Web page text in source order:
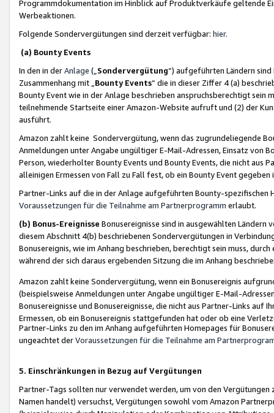
Programmdokumentation im Hinblick auf Produktverkäufe geltende
Werbeaktionen.
Folgende Sondervergütungen sind derzeit verfügbar: hier.
(a) Bounty Events
In den in derAnlage („ Sondervergütung“) aufgeführten Ländern
Zusammenhang mit „ Bounty Events“ die in dieser Ziffer 4 (a)
Bounty Event wie in der Anlage beschrieben anspruchsberechtigt sein
teilnehmende Startseite einer Amazon-Website aufruft und (2) der
ausführt.
Amazon zahlt keine Sondervergütung, wenn das zugrundeliegende
Anmeldungen unter Angabe ungültiger E-Mail-Adressen, Einsatz von
Person, wiederholter Bounty Events und Bounty Events, die nicht
alleinigen Ermessen von Fall zu Fall fest, ob ein Bounty Event
Partner-Links auf die in der Anlage aufgeführten Bounty-spezifischen
Voraussetzungen für die Teilnahme am Partnerprogramm erlaubt.
(b) Bonus-Ereignisse Bonusereignisse sind in ausgewählten Ländern
diesem Abschnitt 4(b) beschriebenen Sondervergütungen in
Bonusereignis, wie im Anhang beschrieben, berechtigt sein muss,
während der sich daraus ergebenden Sitzung die im Anhang
Amazon zahlt keine Sondervergütung, wenn ein Bonusereignis
(beispielsweise Anmeldungen unter Angabe ungültiger E-Mail-
Bonusereignisse und Bonusereignisse, die nicht aus Partner-Links auf
Ermessen, ob ein Bonusereignis stattgefunden hat oder ob eine
Partner-Links zu den im Anhang aufgeführten Homepages für
ungeachtet derVoraussetzungen für die Teilnahme am
5. Einschränkungen in Bezug auf Vergütungen
Partner-Tags sollten nur verwendet werden, um von den
Namen handelt) versuchst, Vergütungen sowohl vom Amazon